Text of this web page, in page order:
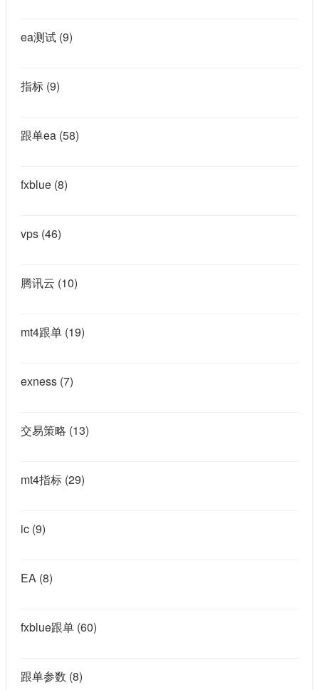
ea测试 (9)
指标 (9)
跟单ea (58)
fxblue (8)
vps (46)
腾讯云 (10)
mt4跟单 (19)
exness (7)
交易策略 (13)
mt4指标 (29)
ic (9)
EA (8)
fxblue跟单 (60)
跟单参数 (8)